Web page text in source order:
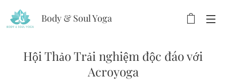
Body & Soul Yoga
Hội Thảo Trải nghiệm độc đáo với
Acroyoga